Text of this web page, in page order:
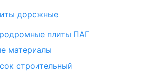
дорожные
плиты ПАГ
материалы
строительный